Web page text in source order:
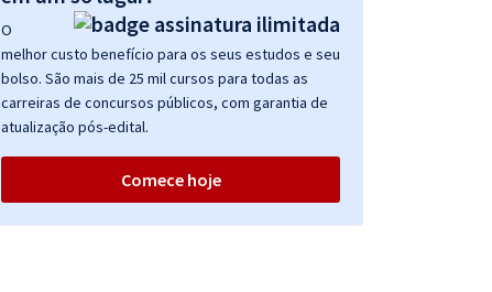
O
melhor custo benefício para os seus estudos e seu
bolso. São mais de 25 mil cursos para todas as
carreiras de concursos públicos, com garantia de
atualização pós-edital.
Comece hoje